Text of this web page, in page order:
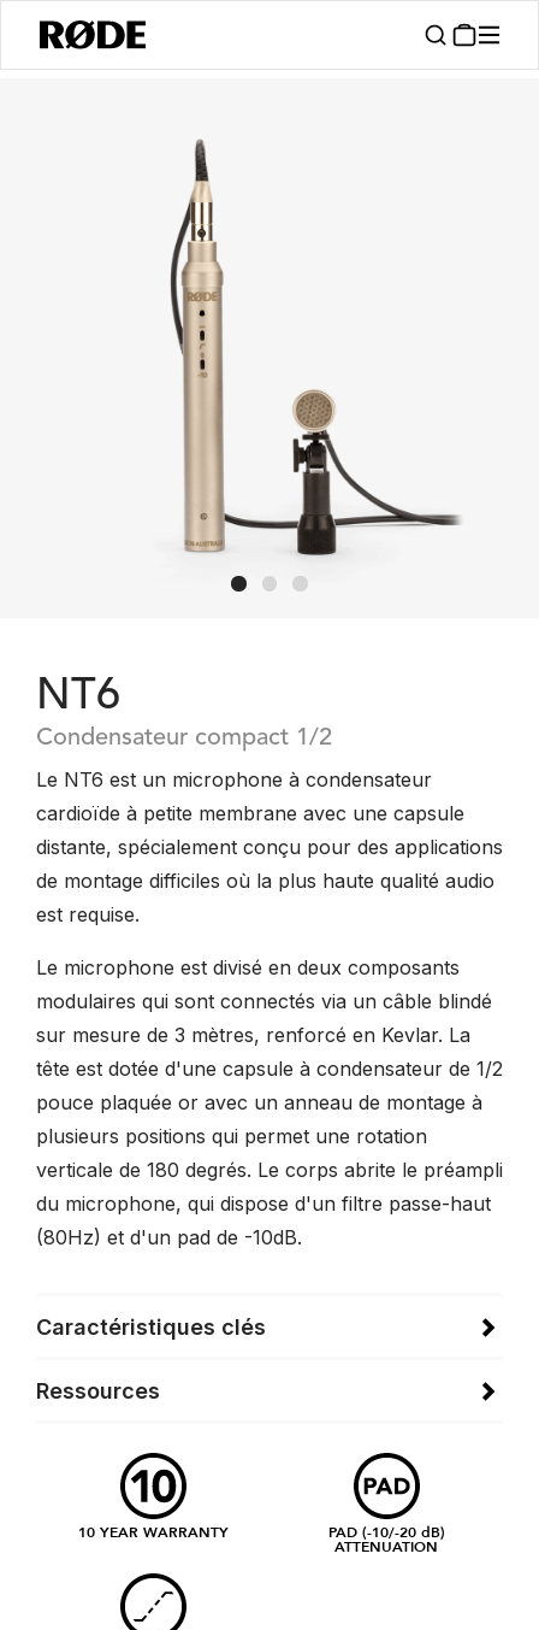
NT6
Condensateur compact 1/2
Le NT6 est un microphone à condensateur
cardioïde à petite membrane avec une capsule
distante, spécialement conçu pour des applications
de montage difficiles où la plus haute qualité audio
est requise.
Le microphone est divisé en deux composants
modulaires qui sont connectés via un câble blindé
sur mesure de 3 mètres, renforcé en Kevlar. La
tête est dotée d'une capsule à condensateur de 1/2
pouce plaquée or avec un anneau de montage à
plusieurs positions qui permet une rotation
verticale de 180 degrés. Le corps abrite le préampli
du microphone, qui dispose d'un filtre passe-haut
(80Hz) et d'un pad de -10dB.
Caractéristiques clés
Ressources
10 YEAR WARRANTY PAD (-10/-20 dB)
ATTENUATION